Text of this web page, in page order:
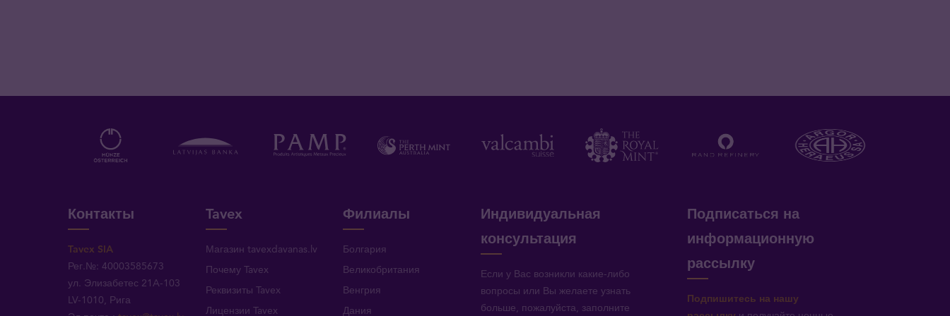
Контакты
Tavex SIA
Рег.№: 40003585673
ул. Элизабетес 21A-103
LV-1010, Рига
Tavex
Магазин tavexdavanas.lv
Почему Tavex
Реквизиты Tavex
Лицензии Tavex
Филиалы
Болгария
Великобритания
Венгрия
Дания
Индивидуальная
консультация
Если у Вас возникли какие-либо
вопросы или Вы желаете узнать
больше, пожалуйста, заполните
Подписаться на
информационную
рассылку
Подпишитесь на нашу